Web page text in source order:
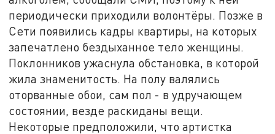
периодически приходили волонтёры. Позже в
Сети появились кадры квартиры, на которых
запечатлено бездыханное тело женщины.
Поклонников ужаснула обстановка, в которой
жила знаменитость. На полу валялись
оторванные обои, сам пол - в удручающем
состоянии, везде раскиданы вещи.
Некоторые предположили, что артистка